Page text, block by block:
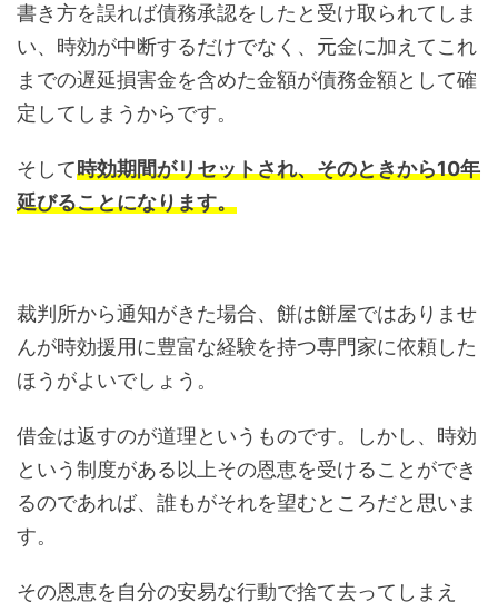
書き方を誤れば債務承認をしたと受け取られてしま
い、時効が中断するだけでなく、元金に加えてこれ
までの遅延損害金を含めた金額が債務金額として確
定してしまうからです。
そして時効期間がリセットされ、そのときから10年
延びることになります。
裁判所から通知がきた場合、餅は餅屋ではありませ
んが時効援用に豊富な経験を持つ専門家に依頼した
ほうがよいでしょう。
借金は返すのが道理というものです。しかし、時効
という制度がある以上その恩恵を受けることができ
るのであれば、誰もがそれを望むところだと思いま
す。
その恩恵を自分の安易な行動で捨て去ってしまえ